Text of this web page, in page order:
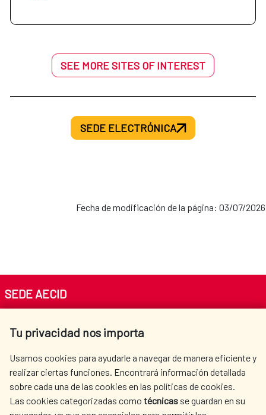
SEE MORE SITES OF INTEREST
SEDE ELECTRÓNICA
Fecha de modificación de la página: 03/07/2026
Tu privacidad nos importa
Usamos cookies para ayudarle a navegar de manera eficiente y
realizar ciertas funciones. Encontrará información detallada
sobre cada una de las cookies en las políticas de cookies.
Las cookies categorizadas como técnicas se guardan en su
SEDE AECID
Tel. +34 900 20 30 54​​​​​​​
AECID
WHERE DO WE COOPERATE?
SPANISH HUMANITARIAN
PRESS ROOM